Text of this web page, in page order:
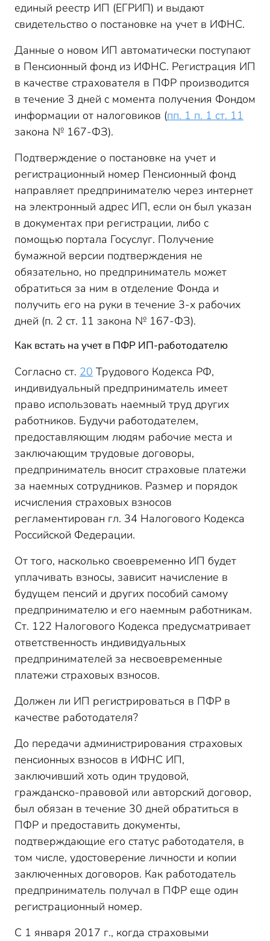
единый реестр ИП (ЕГРИП) и выдают
свидетельство о постановке на учет в ИФНС.
Данные о новом ИП автоматически поступают
в Пенсионный фонд из ИФНС. Регистрация ИП
в качестве страхователя в ПФР производится
в течение 3 дней с момента получения Фондом
информации от налоговиков (пп. 1 п. 1 ст. 11
закона № 167-ФЗ).
Подтверждение о постановке на учет и
регистрационный номер Пенсионный фонд
направляет предпринимателю через интернет
на электронный адрес ИП, если он был указан
в документах при регистрации, либо с
помощью портала Госуслуг. Получение
бумажной версии подтверждения не
обязательно, но предприниматель может
обратиться за ним в отделение Фонда и
получить его на руки в течение 3-х рабочих
дней (п. 2 ст. 11 закона № 167-ФЗ).
Как встать на учет в ПФР ИП-работодателю
Согласно ст. 20 Трудового Кодекса РФ,
индивидуальный предприниматель имеет
право использовать наемный труд других
работников. Будучи работодателем,
предоставляющим людям рабочие места и
заключающим трудовые договоры,
предприниматель вносит страховые платежи
за наемных сотрудников. Размер и порядок
исчисления страховых взносов
регламентирован гл. 34 Налогового Кодекса
Российской Федерации.
От того, насколько своевременно ИП будет
уплачивать взносы, зависит начисление в
будущем пенсий и других пособий самому
предпринимателю и его наемным работникам.
Ст. 122 Налогового Кодекса предусматривает
ответственность индивидуальных
предпринимателей за несвоевременные
платежи страховых взносов.
Должен ли ИП регистрироваться в ПФР в
качестве работодателя?
До передачи администрирования страховых
пенсионных взносов в ИФНС ИП,
заключивший хоть один трудовой,
гражданско-правовой или авторский договор,
был обязан в течение 30 дней обратиться в
ПФР и предоставить документы,
подтверждающие его статус работодателя, в
том числе, удостоверение личности и копии
заключенных договоров. Как работодатель
предприниматель получал в ПФР еще один
регистрационный номер.
С 1 января 2017 г., когда страховыми